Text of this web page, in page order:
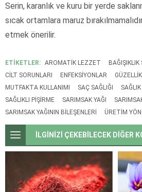
Serin, karanlık ve kuru bir yerde
sıcak ortamlara maruz
etmek önerilir.
ETİKETLER: AROMATIK LEZZET BAĞIŞIKLIK
CILT SORUNLARI
ENFEKSIYONLAR GÜZELLIK
MUTFAKTA KULLANIMI
SAÇ SAĞLIĞI
SAĞLIK
SAĞLIKLI PIŞIRME
SARIMSAK YAĞI
SARIMSAK YAĞININ BILEŞENLERI
ÜRETIM
İLGİNİZİ ÇEKEBİLECEK DİĞER